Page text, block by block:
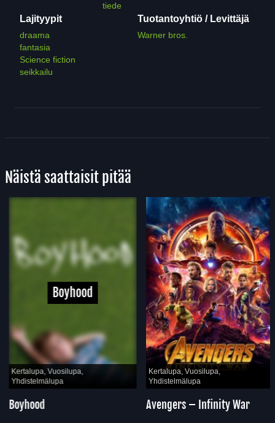
tiede
Lajityypit
draama
fantasia
Science fiction
seikkailu
Tuotantoyhtiö / Levittäjä
Warner bros.
Näistä saattaisit pitää
Boyhood
Kertalupa, Vuosilupa,
Yhdistelmälupa
Boyhood
Kertalupa, Vuosilupa,
Yhdistelmälupa
Avengers – Infinity War